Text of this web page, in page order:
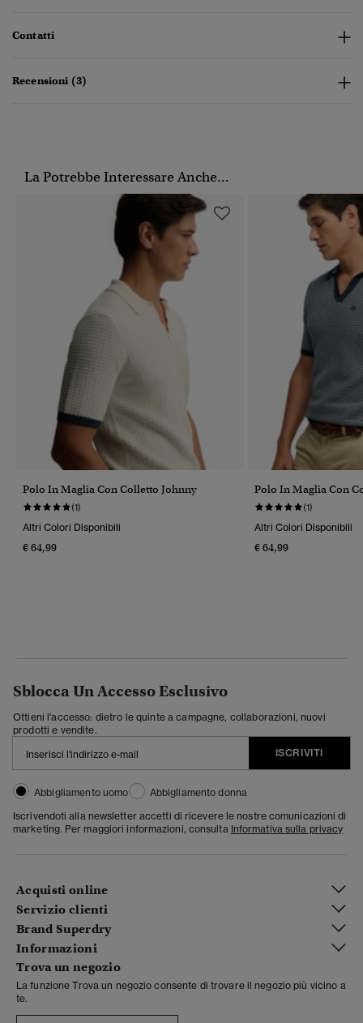
Contatti
Recensioni (3)
La Potrebbe Interessare Anche...
Polo In Maglia Con Colletto Johnny
(1)
Altri Colori Disponibili
€ 64,99
Polo In Maglia Con
(1)
Altri Colori Disponibili
€ 64,99
Sblocca Un Accesso Esclusivo
Ottieni l'accesso: dietro le quinte a campagne, collaborazioni, nuovi
prodotti e vendite.
ISCRIVITI
Abbigliamento uomo
Abbigliamento donna
Iscrivendoti alla newsletter accetti di ricevere le nostre comunicazioni di
marketing. Per maggiori informazioni, consulta Informativa sulla privacy
Acquisti online
Servizio clienti
Brand Superdry
Informazioni
Trova un negozio
La funzione Trova un negozio consente di trovare il negozio più vicino a
te.